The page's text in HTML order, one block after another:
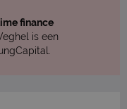
finance
is een